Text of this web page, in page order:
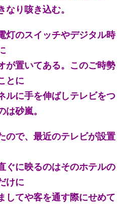
り咳き込む。
灯のスイッチやデジタル時
が置いてある。このご時勢
とに
ルに手を伸ばしテレビをつ
砂嵐。
ので、最近のテレビが設置
ぐに映るのはそのホテルの
けに
してや客を通す際にせめて